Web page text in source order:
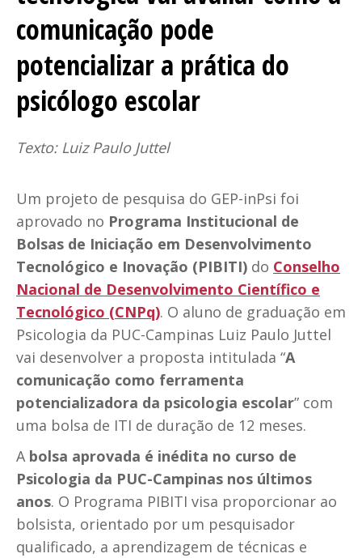
comunicação pode
potencializar a prática do
psicólogo escolar
Texto: Luiz Paulo Juttel
Um projeto de pesquisa do GEP-inPsi foi
aprovado no Programa Institucional de
Bolsas de Iniciação em Desenvolvimento
Tecnológico e Inovação (PIBITI) do Conselho
Nacional de Desenvolvimento Científico e
Tecnológico (CNPq). O aluno de graduação em
Psicologia da PUC-Campinas Luiz Paulo Juttel
vai desenvolver a proposta intitulada “A
comunicação como ferramenta
potencializadora da psicologia escolar” com
uma bolsa de ITI de duração de 12 meses.
A bolsa aprovada é inédita no curso de
Psicologia da PUC-Campinas nos últimos
anos. O Programa PIBITI visa proporcionar ao
bolsista, orientado por um pesquisador
qualificado, a aprendizagem de técnicas e